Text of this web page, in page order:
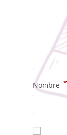
Nombre *